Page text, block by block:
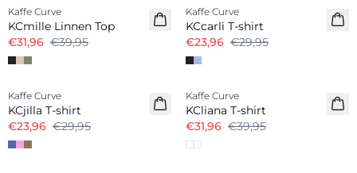
Linnenmix
Kaffe Curve
KCmille Linnen Top
€31,96 €39,95
Kaffe Curve
KCcarli T-shirt
€23,96 €29,95
-20%
Kaffe Curve
KCjilla T-shirt
€23,96 €29,95
-20%
Kaffe Curve
KCliana T-shirt
€31,96 €39,95
-20% -20%